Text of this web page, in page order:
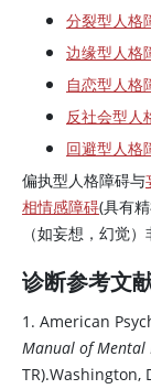
分裂型人格
边缘型人格
自恋型人格
反社会型人
回避型人格
偏执型人格障碍与
相情感障碍(具有
（如妄想，幻觉）
诊断参考文
1. American
Manual of Mental
TR).Washington,